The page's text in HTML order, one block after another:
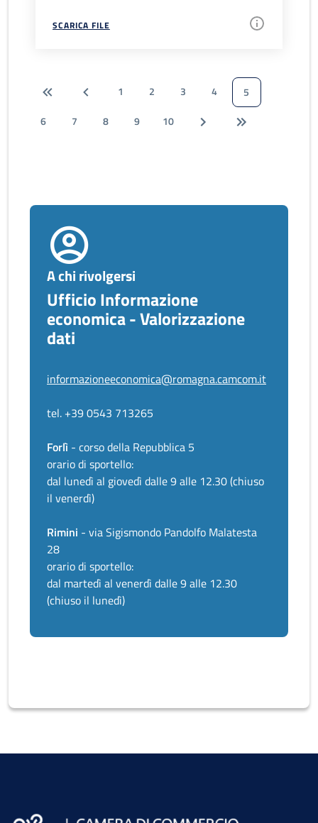
SCARICA FILE
1 2 3 4
5
6
7 8 9 10
A chi rivolgersi
Ufficio Informazione
economica - Valorizzazione
dati
informazioneeconomica@romagna.camcom.it
tel. +39 0543 713265
Forlì - corso della Repubblica 5
orario di sportello:
dal lunedì al giovedì dalle 9 alle 12.30 (chiuso
il venerdì)
Rimini - via Sigismondo Pandolfo Malatesta
28
orario di sportello:
dal martedì al venerdì dalle 9 alle 12.30
(chiuso il lunedì)